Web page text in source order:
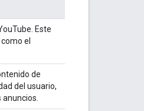
Este
el
de
del usuario,